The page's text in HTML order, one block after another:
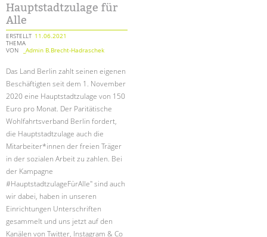
PROFIL | LEITBILD
Bereiche im Überblick
Kinder- und Jugendschutz
Unsere Videos
Gesellschafter VdK
schoolcoach BTL
tandem international
KARRIERE
Stellenangebote
tandem als Arbeitgeberin
NEWS/BLOG
unkuerzbar
Briefe an Kai
da!
Hauptstadtzulage für
Alle
ERSTELLT 11.06.2021
THEMA
VON
_Admin B.Brecht-Hadraschek
Das Land Berlin zahlt seinen eigenen
Beschäftigten seit dem 1. November
2020 eine Hauptstadtzulage von 150
Euro pro Monat. Der Paritätische
Wohlfahrtsverband Berlin fordert,
die Hauptstadtzulage auch die
Mitarbeiter*innen der freien Träger
in der sozialen Arbeit zu zahlen. Bei
der Kampagne
#HauptstadtzulageFürAlle" sind auch
wir dabei, haben in unseren
Einrichtungen Unterschriften
gesammelt und uns jetzt auf den
Kanälen von Twitter, Instagram & Co